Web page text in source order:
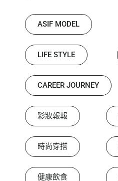
ASIF MODEL
LIFE STYLE
CAREER JOURNEY
彩妝報報
時尚穿搭
健康飲食